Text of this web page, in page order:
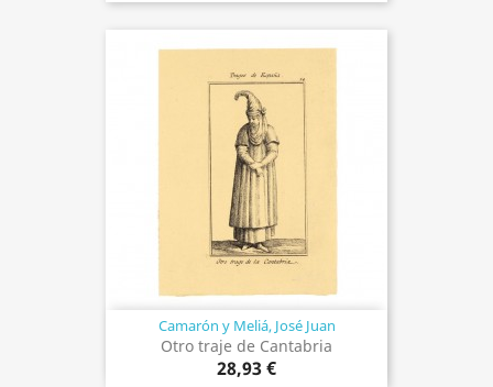
Camarón y Meliá, José Juan
Otro traje de Cantabria
28,93 €